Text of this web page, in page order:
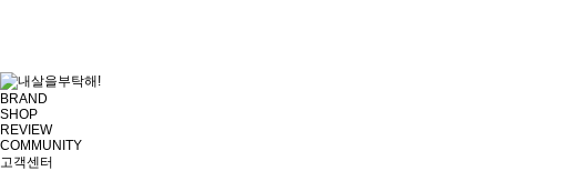
BRAND
SHOP
REVIEW
COMMUNITY
고객센터